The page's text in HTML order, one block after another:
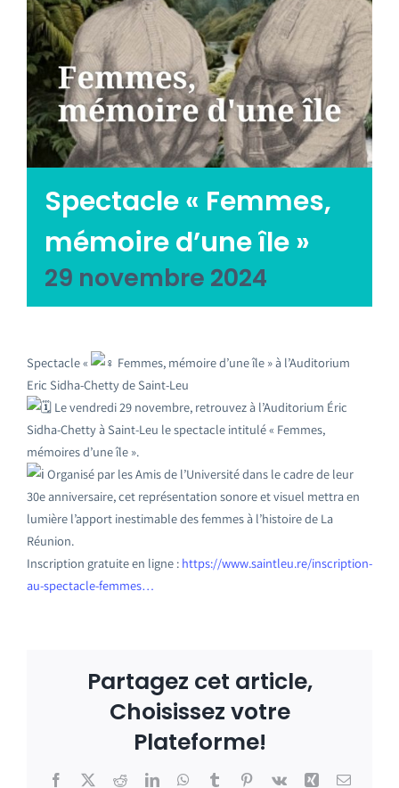
Emploi tourisme
Contact
Spectacle « Femmes,
mémoire d’une île »
29 novembre 2024
Spectacle «
Femmes, mémoire d’une île » à l’Auditorium
Eric Sidha-Chetty de Saint-Leu
Le vendredi 29 novembre, retrouvez à l’Auditorium Éric
Sidha-Chetty à Saint-Leu le spectacle intitulé « Femmes,
mémoires d’une île ».
Organisé par les Amis de l’Université dans le cadre de leur
30e anniversaire, cet représentation sonore et visuel mettra en
lumière l’apport inestimable des femmes à l’histoire de La
Réunion.
Inscription gratuite en ligne : https://www.saintleu.re/inscription-
au-spectacle-femmes…
Partagez cet article,
Choisissez votre
Plateforme!
Facebook
X RedditLinkedInWhatsApp
TumblrPinterest
Vk Xing Email